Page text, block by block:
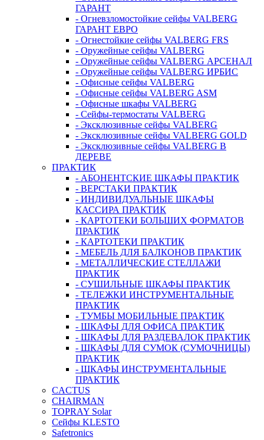
ГАРАНТ
- Огневзломостойкие сейфы VALBERG
ГАРАНТ ЕВРО
- Огнестойкие сейфы VALBERG FRS
- Оружейные сейфы VALBERG
- Оружейные сейфы VALBERG АРСЕНАЛ
- Оружейные сейфы VALBERG ИРБИС
- Офисные сейфы VALBERG
- Офисные сейфы VALBERG ASM
- Офисные шкафы VALBERG
- Сейфы-термостаты VALBERG
- Эксклюзивные сейфы VALBERG
- Эксклюзивные сейфы VALBERG GOLD
- Эксклюзивные сейфы VALBERG В
ДЕРЕВЕ
ПРАКТИК
- АБОНЕНТСКИЕ ШКАФЫ ПРАКТИК
- ВЕРСТАКИ ПРАКТИК
- ИНДИВИДУАЛЬНЫЕ ШКАФЫ
КАССИРА ПРАКТИК
- КАРТОТЕКИ БОЛЬШИХ ФОРМАТОВ
ПРАКТИК
- КАРТОТЕКИ ПРАКТИК
- МЕБЕЛЬ ДЛЯ БАЛКОНОВ ПРАКТИК
- МЕТАЛЛИЧЕСКИЕ СТЕЛЛАЖИ
ПРАКТИК
- СУШИЛЬНЫЕ ШКАФЫ ПРАКТИК
- ТЕЛЕЖКИ ИНСТРУМЕНТАЛЬНЫЕ
ПРАКТИК
- ТУМБЫ МОБИЛЬНЫЕ ПРАКТИК
- ШКАФЫ ДЛЯ ОФИСА ПРАКТИК
- ШКАФЫ ДЛЯ РАЗДЕВАЛОК ПРАКТИК
- ШКАФЫ ДЛЯ СУМОК (СУМОЧНИЦЫ)
ПРАКТИК
- ШКАФЫ ИНСТРУМЕНТАЛЬНЫЕ
ПРАКТИК
CACTUS
CHAIRMAN
TOPRAY Solar
Сейфы KLESTO
Safetronics